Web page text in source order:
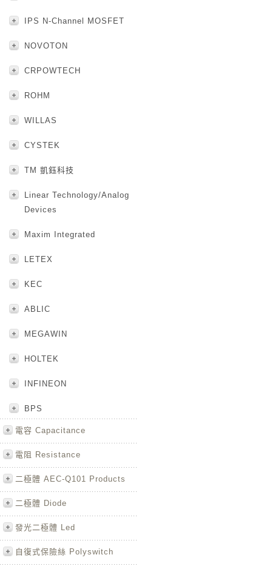
IPS N-Channel MOSFET
NOVOTON
CRPOWTECH
ROHM
WILLAS
CYSTEK
TM 凱鈺科技
Linear Technology/Analog
Devices
Maxim Integrated
LETEX
KEC
ABLIC
MEGAWIN
HOLTEK
INFINEON
BPS
電容 Capacitance
電阻 Resistance
二極體 AEC-Q101 Products
二極體 Diode
發光二極體 Led
自復式保險絲 Polyswitch